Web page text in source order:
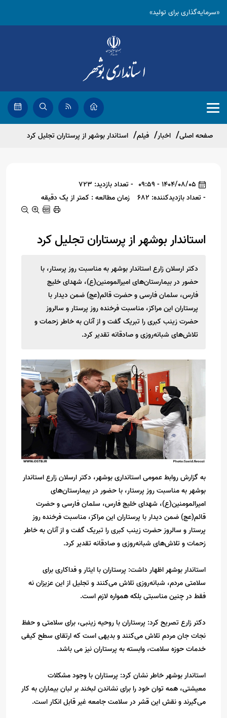
«سرمایه‌گذاری برای تولید»
صفحه اصلی اخبار فیلم استاندار بوشهر از پرستاران تجلیل کرد
1404/08/05 - 09:59
- تعداد بازدید: 723
- تعداد بازدیدکننده: 682
زمان مطالعه : کمتر از یک دقیقه
استاندار بوشهر از پرستاران تجلیل کرد
دکتر ارسلان زارع استاندار بوشهر به مناسبت روز پرستار، با
حضور در بیمارستان‌های امیرالمومنین(ع)، شهدای خلیج
فارس، سلمان فارسی و حضرت قائم(عج) ضمن دیدار با
پرستاران این مراکز، مناسبت فرخنده روز پرستار و سالروز
حضرت زینب کبری را تبریک گفت و از آنان به خاطر زحمات و
تلاش‌های شبانه‌روزی و صادقانه تقدیر کرد.
به گزارش روابط عمومی استانداری بوشهر، دکتر ارسلان زارع استاندار
بوشهر به مناسبت روز پرستار، با حضور در بیمارستان‌های
امیرالمومنین(ع)، شهدای خلیج فارس، سلمان فارسی و حضرت
قائم(عج) ضمن دیدار با پرستاران این مراکز، مناسبت فرخنده روز
پرستار و سالروز حضرت زینب کبری را تبریک گفت و از آنان به خاطر
زحمات و تلاش‌های شبانه‌روزی و صادقانه تقدیر کرد.
استاندار بوشهر اظهار داشت: پرستاران با ایثار و فداکاری برای
سلامتی مردم، شبانه‌روزی تلاش می‌کنند و تجلیل از این عزیزان نه
فقط در چنین مناسبتی بلکه همواره لازم است.
دکتر زارع تصریح کرد: پرستاران با روحیه زینبی، برای سلامتی و حفظ
نجات جان مردم تلاش می‌کنند و بدیهی است که ارتقای سطح کیفی
خدمات حوزه سلامت، وابسته به پرستاران نیز می باشد.
استاندار بوشهر خاطر نشان کرد: پرستاران با وجود مشکلات
معیشتی، همه توان خود را برای نشاندن لبخند بر لبان بیماران به کار
می‌گیرند و نقش این قشر در سلامت جامعه غیر قابل انکار است.